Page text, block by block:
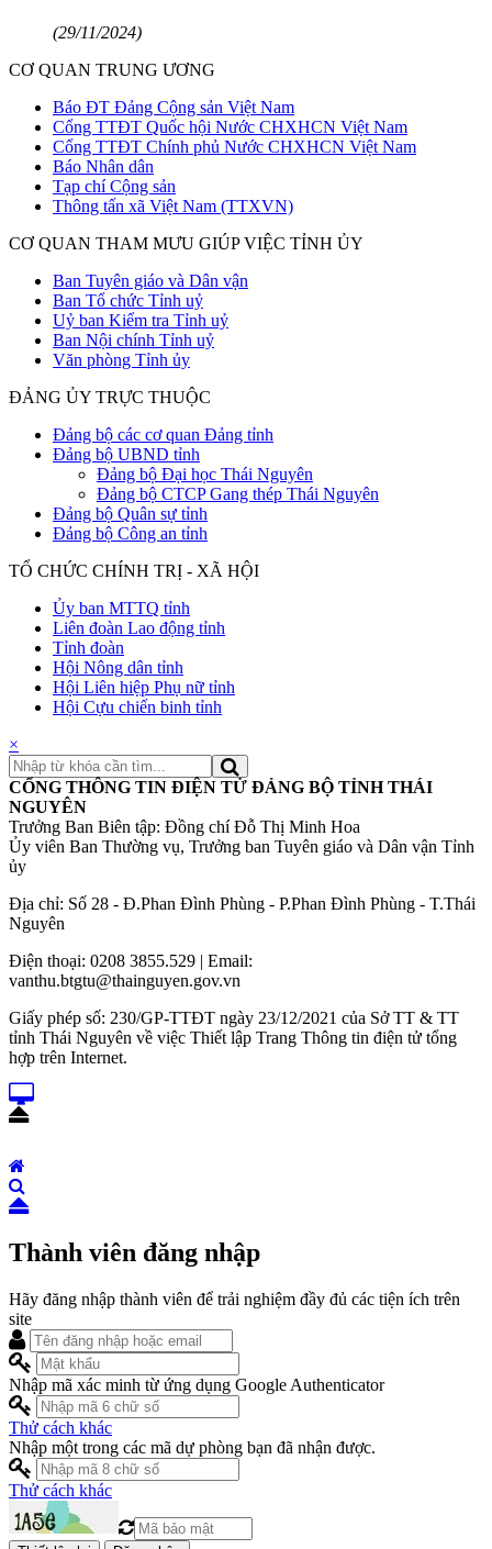
(29/11/2024)
CƠ QUAN TRUNG ƯƠNG
Báo ĐT Đảng Cộng sản Việt Nam
Cổng TTĐT Quốc hội Nước CHXHCN Việt Nam
Cổng TTĐT Chính phủ Nước CHXHCN Việt Nam
Báo Nhân dân
Tạp chí Cộng sản
Thông tấn xã Việt Nam (TTXVN)
CƠ QUAN THAM MƯU GIÚP VIỆC TỈNH ỦY
Ban Tuyên giáo và Dân vận
Ban Tổ chức Tỉnh uỷ
Uỷ ban Kiểm tra Tỉnh uỷ
Ban Nội chính Tỉnh uỷ
Văn phòng Tỉnh ủy
ĐẢNG ỦY TRỰC THUỘC
Đảng bộ các cơ quan Đảng tỉnh
Đảng bộ UBND tỉnh
Đảng bộ Đại học Thái Nguyên
Đảng bộ CTCP Gang thép Thái Nguyên
Đảng bộ Quân sự tỉnh
Đảng bộ Công an tỉnh
TỔ CHỨC CHÍNH TRỊ - XÃ HỘI
Ủy ban MTTQ tỉnh
Liên đoàn Lao động tỉnh
Tỉnh đoàn
Hội Nông dân tỉnh
Hội Liên hiệp Phụ nữ tỉnh
Hội Cựu chiến binh tỉnh
×
CỔNG THÔNG TIN ĐIỆN TỬ ĐẢNG BỘ TỈNH THÁI
NGUYÊN
Trưởng Ban Biên tập: Đồng chí Đỗ Thị Minh Hoa
Ủy viên Ban Thường vụ, Trưởng ban Tuyên giáo và Dân vận Tỉnh
ủy
Địa chỉ: Số 28 - Đ.Phan Đình Phùng - P.Phan Đình Phùng - T.Thái
Nguyên
Điện thoại: 0208 3855.529 | Email:
vanthu.btgtu@thainguyen.gov.vn
Giấy phép số: 230/GP-TTĐT ngày 23/12/2021 của Sở TT & TT
tỉnh Thái Nguyên về việc Thiết lập Trang Thông tin điện tử tổng
hợp trên Internet.
Thành viên đăng nhập
Hãy đăng nhập thành viên để trải nghiệm đầy đủ các tiện ích trên
site
Nhập mã xác minh từ ứng dụng Google Authenticator
Thử cách khác
Nhập một trong các mã dự phòng bạn đã nhận được.
Thử cách khác